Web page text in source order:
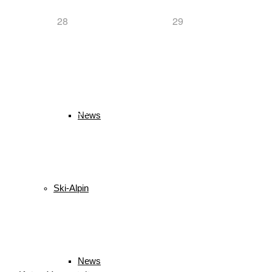
News
Ski-Alpin
News
28 29
Schlagwörter